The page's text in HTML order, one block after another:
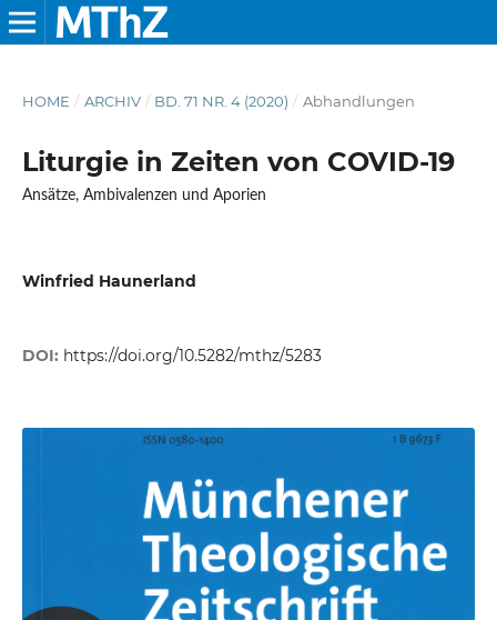
HOME / ARCHIV / BD. 71 NR. 4 (2020) / Abhandlungen
Liturgie in Zeiten von COVID-19
Ansätze, Ambivalenzen und Aporien
Winfried Haunerland
DOI: https://doi.org/10.5282/mthz/5283